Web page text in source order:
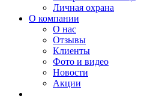
Личная охрана
О компании
О нас
Отзывы
Клиенты
Фото и видео
Новости
Акции